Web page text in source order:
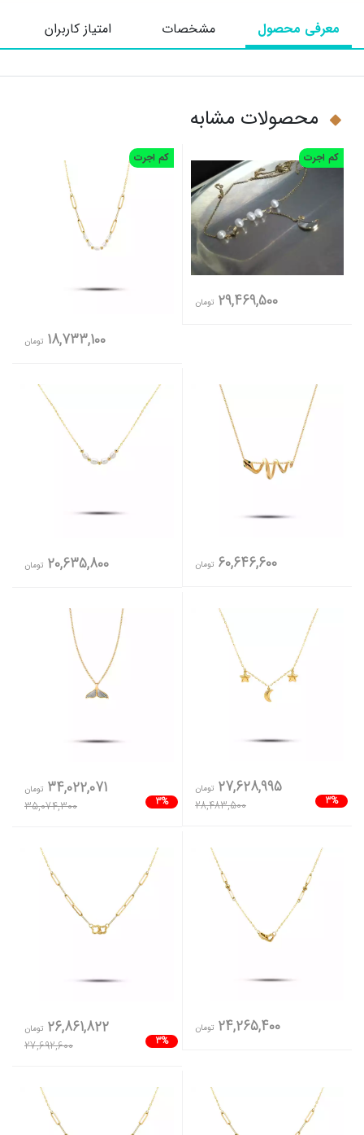
معرفی محصول مشخصات امتیاز کاربران
محصولات مشابه
کم اجرت
29,469,500 تومان
کم اجرت
18,733,100 تومان
60,646,600 تومان 20,635,800 تومان
3%
27,628,995 تومان
28,483,500
3%
34,022,071 تومان
35,074,300
24,265,400 تومان
3%
26,861,822 تومان
27,692,600